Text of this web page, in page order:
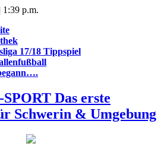
1:39 p.m.
17/18 Tippspiel
SPORT Das erste
Schwerin & Umgebung